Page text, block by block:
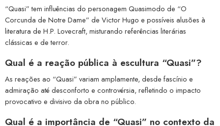
“Quasi” tem influências do personagem Quasimodo de “O
Corcunda de Notre Dame” de Victor Hugo e possíveis alusões à
literatura de H.P. Lovecraft, misturando referências literárias
clássicas e de terror.
Qual é a reação pública à escultura “Quasi”?
As reações ao “Quasi” variam amplamente, desde fascínio e
admiração até desconforto e controvérsia, refletindo o impacto
provocativo e divisivo da obra no público.
Qual é a importância de “Quasi” no contexto da